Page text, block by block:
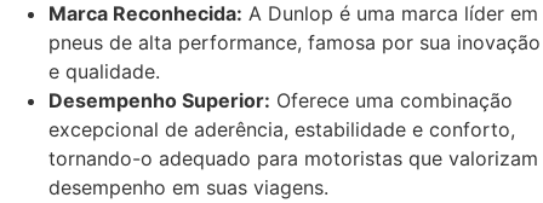
Marca Reconhecida: A Dunlop é uma marca líder em
pneus de alta performance, famosa por sua inovação
e qualidade.
Desempenho Superior: Oferece uma combinação
excepcional de aderência, estabilidade e conforto,
tornando-o adequado para motoristas que valorizam
desempenho em suas viagens.